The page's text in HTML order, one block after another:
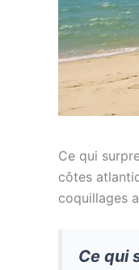
Ce qui
côtes
coquillages
Ce qui